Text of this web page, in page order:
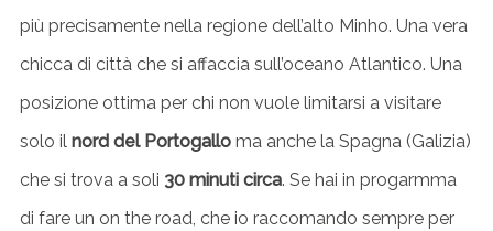
più precisamente nella regione dell’alto Minho. Una vera
chicca di città che si affaccia sull’oceano Atlantico. Una
posizione ottima per chi non vuole limitarsi a visitare
solo il nord del Portogalloma anche la Spagna (Galizia)
che si trova a soli 30 minuti circa. Se hai in progarmma
di fare un on the road, che io raccomando sempre per